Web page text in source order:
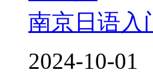
南京日语入
2024-10-01